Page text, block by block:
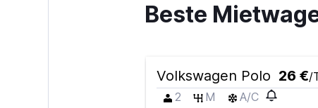
Beste
Volkswagen Polo 26 €/
2
M A/C